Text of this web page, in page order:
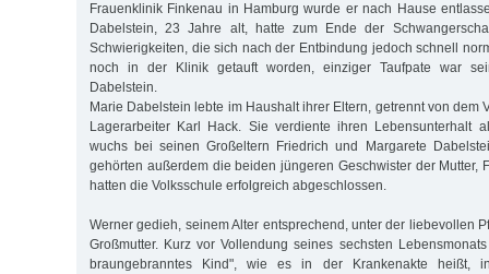
Frauenklinik Finkenau in Hamburg wurde er nach Hause
Dabelstein, 23 Jahre alt, hatte zum Ende der
Schwierigkeiten, die sich nach der Entbindung jedoch schnell
noch in der Klinik getauft worden, einziger Taufpate war
Dabelstein.
Marie Dabelstein lebte im Haushalt ihrer Eltern, getrennt von dem
Lagerarbeiter Karl Hack. Sie verdiente ihren Lebensunterhalt
wuchs bei seinen Großeltern Friedrich und Margarete
gehörten außerdem die beiden jüngeren Geschwister der Mutter,
hatten die Volksschule erfolgreich abgeschlossen.
Werner gedieh, seinem Alter entsprechend, unter der liebevollen
Großmutter. Kurz vor Vollendung seines sechsten
braungebranntes Kind", wie es in der Krankenakte heißt,